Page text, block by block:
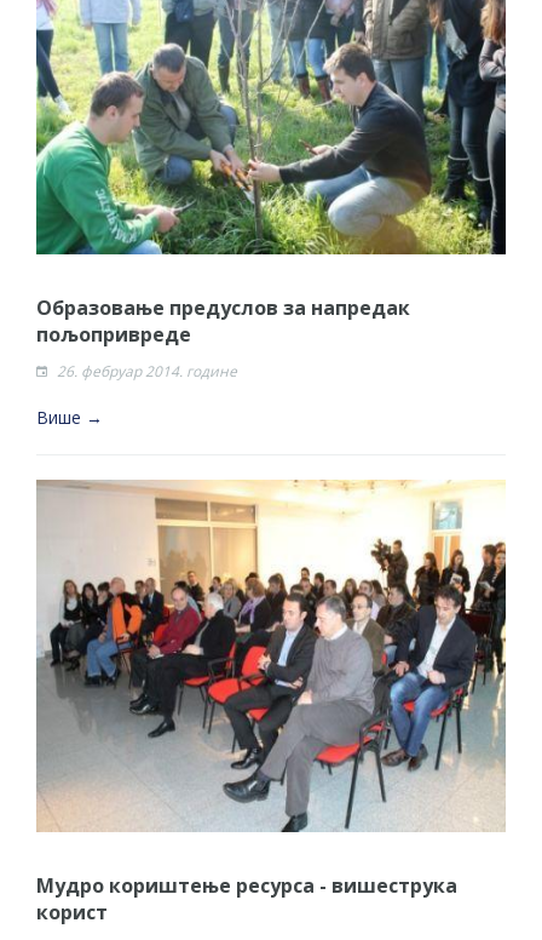
Образовање предуслов за напредак
пољопривреде
26. фебруар 2014. године
Више →
Мудро кориштење ресурса - вишеструка
корист